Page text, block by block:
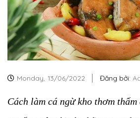
Monday, 13/06/2022 Đăng bởi:
Cách làm cá ngừ kho thơm